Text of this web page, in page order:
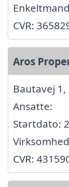
CVR:
Aros
Bautavej 1,
Ansatte:
Startdato:
CVR: